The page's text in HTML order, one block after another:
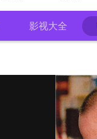
影视大全